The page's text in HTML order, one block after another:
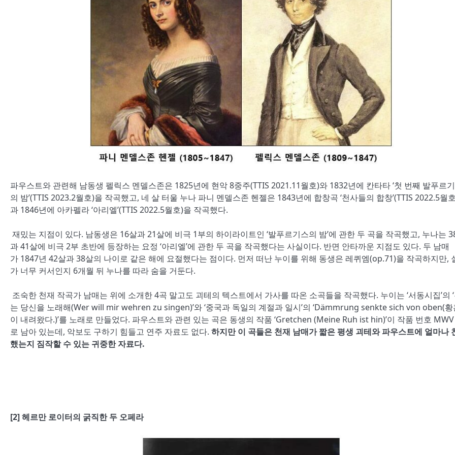
파우스트와 관련해 남동생 펠릭스 멘델스존은 1825년에 현악 8중주(TTIS 2021.11월호)와 1832년에 칸타타‘첫 번째 발푸르
의 밤’(TTIS 2023.2월호)을 작곡했고, 네 살 터울 누나 파니 멘델스존 헨젤은 1843년에 합창곡 ‘천사들의 합창’(TTIS 2022.5월
과 1846년에 아카펠라‘아리엘’(TTIS 2022.5월호)을 작곡했다.
재밌는 지점이 있다. 남동생은 16살과21살에 비극 1부의 하이라이트인 ‘발푸르기스의 밤’에 관한 두 곡을 작곡했고, 누나는
과41살에 비극 2부 초반에 등장하는 요정 ‘아리엘’에 관한 두 곡을 작곡했다는 사실이다. 반면 안타까운 지점도 있다. 두 남매
가 1847년 42살과38살의 나이로 같은 해에 요절했다는 점이다. 먼저 떠난 누이를 위해 동생은 레퀴엠(op.71)을 작곡하지만,
가 너무 커서인지 6개월 뒤 누나를 따라 숨을 거둔다.
조숙한 천재 작곡가 남매는 위에 소개한4곡 말고도 괴테의 텍스트에서 가사를 따온 소곡들을 작곡했다. 누이는 ‘서동시집’의 ‘
는 당신을 노래해(Wer will mir wehren zu singen)’와‘중국과 독일의 계절과 일시’의 ‘Dämmrung senkte sich von oben(
이 내려왔다.)’를 노래로 만들었다. 파우스트와 관련 있는 곡은 동생의 작품 ‘Gretchen (Meine Ruh ist hin)’이 작품 번호
로 남아 있는데, 악보도 구하기 힘들고 연주 자료도 없다. 하지만 이 곡들은 천재 남매가 짧은 평생 괴테와 파우스트에 얼마나
했는지 짐작할 수 있는 귀중한 자료다.
[2]헤르만 로이터의 굵직한 두 오페라